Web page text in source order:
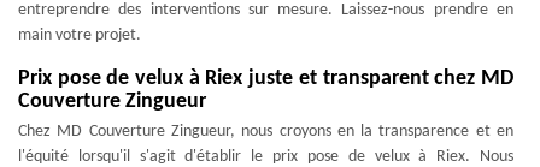
entreprendre des interventions sur mesure. Laissez-nous prendre en
main votre projet.
Prix pose de velux à Riex juste et transparent chez MD
Couverture Zingueur
Chez MD Couverture Zingueur, nous croyons en la transparence et en
l'équité lorsqu'il s'agit d'établir le prix pose de velux à Riex. Nous